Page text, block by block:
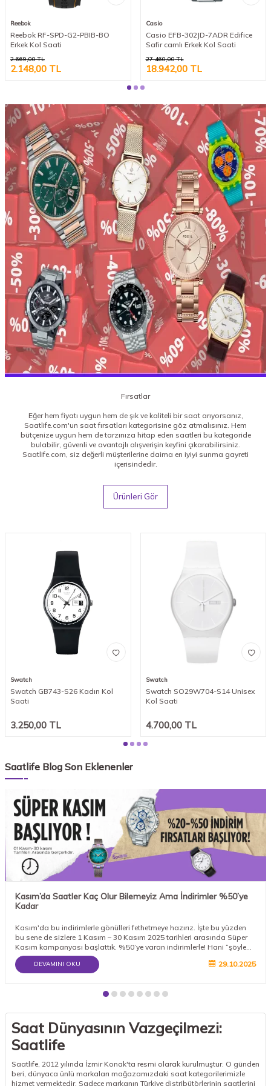
Reebok
Reebok RF-SPD-G2-PBIB-BO
Erkek Kol Saati
2.669,00TL
2.148,00 TL
Casio
Casio EFB-302JD-7ADR Edifice
Safir camlı Erkek Kol Saati
27.460,00TL
18.942,00TL
Fırsatlar
Eğer hem fiyatı uygun hem de şık ve kaliteli bir saat arıyorsanız,
Saatlife.com'un saat fırsatları kategorisine göz atmalısınız. Hem
bütçenize uygun hem de tarzınıza hitap eden saatleri bu kategoride
bulabilir, güvenli ve avantajlı alışverişin keyfini çıkarabilirsiniz.
Saatlife.com, siz değerli müşterilerine daima en iyiyi sunma gayreti
içerisindedir.
Ürünleri Gör
Swatch
Swatch GB743-S26 Kadın Kol
Saati
3.250,00 TL
Swatch
Swatch SO29W704-S14 Unisex
Kol Saati
4.700,00TL
Saatlife Blog Son Eklenenler
Kasım’da Saatler Kaç Olur Bilemeyiz Ama İndirimler %50’ye
Kadar
Kasım'da bu indirimlerle gönülleri fethetmeye hazırız. İşte bu yüzden
bu sene de sizlere 1 Kasım – 30 Kasım 2025 tarihleri arasında Süper
Kasım kampanyası başlattık. %50’ye varan indirimlerle! Hani “şöyle
bir saatim olsun da, hem şık durayım hem zamanı kaçırmayayım”
diyenler vardırya, tam onlara göre bu saatler. Niye Kasım’da Saat
Almalıydık, Derseniz... Kasım demek büyük kampanya ayı demek.
bundan nasibini alıyor tabiki.
DEVAMINI OKU 29.10.2025
Saat Dünyasının Vazgeçilmezi:
Saatlife
Saatlife, 2012 yılında İzmir Konak'ta resmi olarak kurulmuştur. O günden
beri, dünyaca ünlü markaları mağazamızdaki saat kategorilerimizle
hizmet vermektedir. Sadece markanın Türkiye distribütörlerinin saatlerini